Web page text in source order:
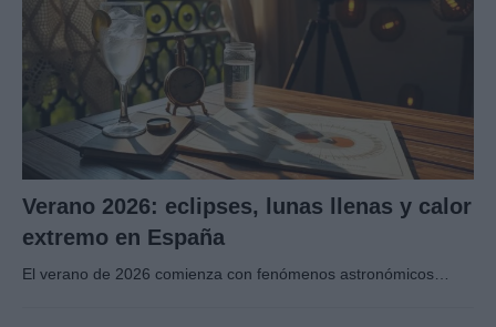
Verano 2026: eclipses, lunas llenas y calor
extremo en España
El verano de 2026 comienza con fenómenos astronómicos…